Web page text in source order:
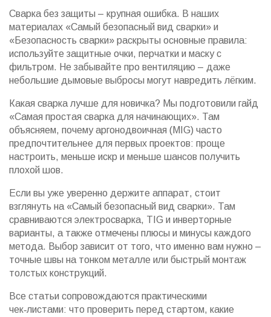
Сварка без защиты – крупная ошибка. В наших
материалах «Самый безопасный вид сварки» и
«Безопасность сварки» раскрыты основные правила:
используйте защитные очки, перчатки и маску с
фильтром. Не забывайте про вентиляцию – даже
небольшие дымовые выбросы могут навредить лёгким.
Какая сварка лучше для новичка? Мы подготовили гайд
«Самая простая сварка для начинающих». Там
объясняем, почему аргонодвоичная (MIG) часто
предпочтительнее для первых проектов: проще
настроить, меньше искр и меньше шансов получить
плохой шов.
Если вы уже уверенно держите аппарат, стоит
взглянуть на «Самый безопасный вид сварки». Там
сравниваются электросварка, TIG и инверторные
варианты, а также отмечены плюсы и минусы каждого
метода. Выбор зависит от того, что именно вам нужно –
точные швы на тонком металле или быстрый монтаж
толстых конструкций.
Все статьи сопровождаются практическими
чек‑листами: что проверить перед стартом, какие